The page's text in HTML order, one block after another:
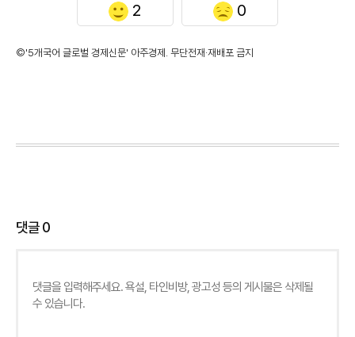
2 0
©'5개국어 글로벌 경제신문' 아주경제. 무단전재·재배포 금지
댓글0